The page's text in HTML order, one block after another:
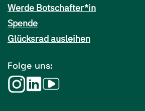
Werde Botschafter*in
Spende
Glücksrad ausleihen
Folge uns: